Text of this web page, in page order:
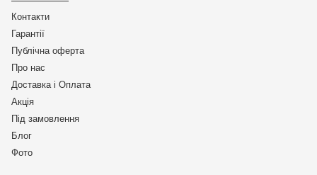
Контакти
Гарантії
Публічна оферта
Про нас
Доставка і Оплата
Акція
Під замовлення
Блог
Фото